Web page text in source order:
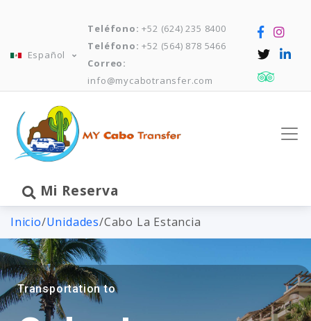
Español
Teléfono: +52 (624) 235 8400
Teléfono: +52 (564) 878 5466
Correo:
info@mycabotransfer.com
Mi Reserva
Inicio/Unidades/Cabo La Estancia
Transportation to